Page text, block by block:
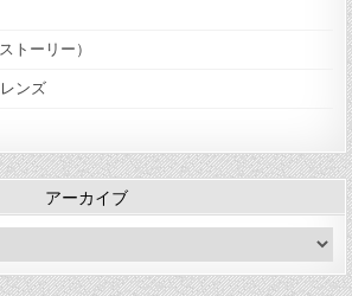
トーリー）
ンズ
アーカイブ